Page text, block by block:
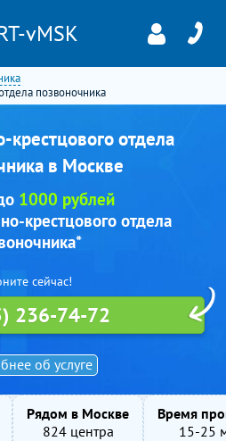
vMSK
позвоночника
отдела
в Москве
об услуге
1000 рублей
крестцового отдела
сейчас!
236-74-72
Рядом в Москве
824 центра
Время
15-25